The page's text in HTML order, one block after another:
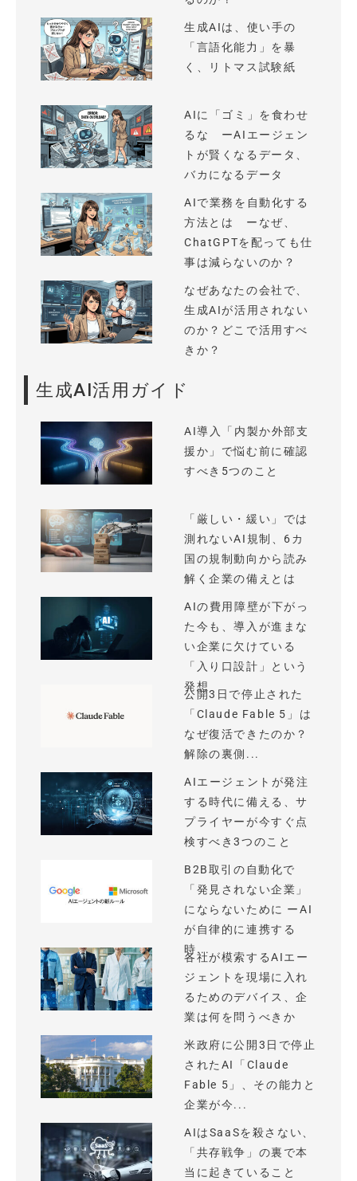
生成AIは、使い手の
「言語化能力」を暴
く、リトマス試験紙
AIに「ゴミ」を食わせ
るな ーAIエージェン
トが賢くなるデータ、
バカになるデータ
AIで業務を自動化する
方法とは ーなぜ、
ChatGPTを配っても仕
事は減らないのか？
なぜあなたの会社で、
生成AIが活用されない
のか？どこで活用すべ
きか？
生成AI活用ガイド
AI導入「内製か外部支
援か」で悩む前に確認
すべき5つのこと
「厳しい・緩い」では
測れないAI規制、6カ
国の規制動向から読み
解く企業の備えとは
AIの費用障壁が下がっ
た今も、導入が進まな
い企業に欠けている
「入り口設計」という
発想
公開3日で停止された
「Claude Fable 5」は
なぜ復活できたのか？
解除の裏側...
AIエージェントが発注
する時代に備える、サ
プライヤーが今すぐ点
検すべき3つのこと
B2B取引の自動化で
「発見されない企業」
にならないために ーAI
が自律的に連携する
時...
各社が模索するAIエー
ジェントを現場に入れ
るためのデバイス、企
業は何を問うべきか
米政府に公開3日で停止
されたAI「Claude
Fable 5」、その能力と
企業が今...
AIはSaaSを殺さない、
「共存戦争」の裏で本
当に起きていること